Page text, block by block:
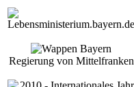
Regierung von Mittelfranken